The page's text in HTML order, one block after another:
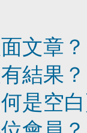
文章？
結果？
是空